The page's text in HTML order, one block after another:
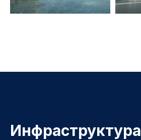
Инфраструктура